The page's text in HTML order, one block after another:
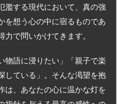
濫する現代において、真の強
を想う心の中に宿るものであ
で問いかけてきます。
物語に浸りたい」「親子で楽
している」。そんな渇望を抱
は、あなたの心に温かな灯を